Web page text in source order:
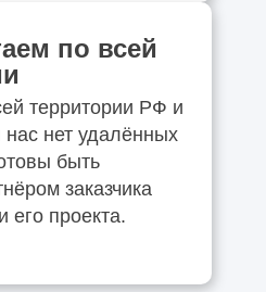
по всей
территории РФ и
нет удалённых
быть
заказчика
его проекта.